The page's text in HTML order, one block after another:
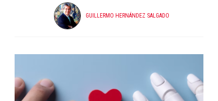
GUILLERMO HERNÁNDEZ SALGADO